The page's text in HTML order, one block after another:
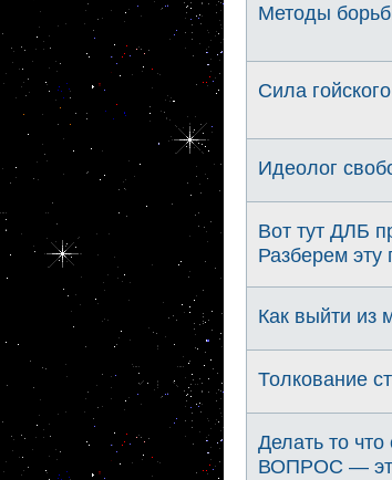
Методы
Сила
Идеолог
Вот тут ДЛБ
Разберем эту
Как выйти из
Толкование
Делать то
ВОПРОС —